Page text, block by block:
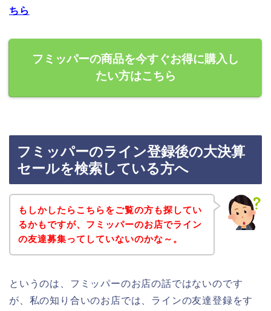
ちら
フミッパーの商品を今すぐお得に購入し
たい方はこちら
フミッパーのライン登録後の大決算
セールを検索している方へ
もしかしたらこちらをご覧の方も探してい
るかもですが、フミッパーのお店でライン
の友達募集ってしていないのかな～。
というのは、フミッパーのお店の話ではないのです
が、私の知り合いのお店では、ラインの友達登録をす